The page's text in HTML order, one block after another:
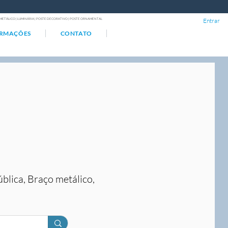
| LUMINÁRIA | POSTE DECORATIVO | POSTE ORNAMENTAL
CONTATO
Entrar
Braço metálico,